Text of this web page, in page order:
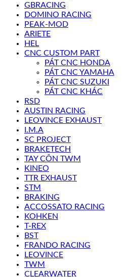
GBRACING
DOMINO RACING
PEAK-MOD
ARIETE
HEL
CNC CUSTOM PART
PÁT CNC HONDA
PÁT CNC YAMAHA
PÁT CNC SUZUKI
PÁT CNC KHÁC
RSD
AUSTIN RACING
LEOVINCE EXHAUST
I.M.A
SC PROJECT
BRAKETECH
TAY CÔN TWM
KINEO
TTR EXHAUST
STM
BRAKING
ACCOSSATO RACING
KOHKEN
T-REX
BST
FRANDO RACING
LEOVINCE
TWM
CLEARWATER